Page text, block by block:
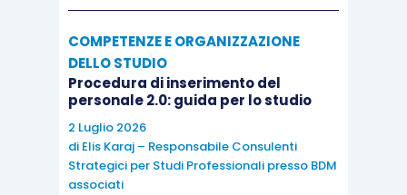
COMPETENZE E ORGANIZZAZIONE
DELLO STUDIO
Procedura di inserimento del
personale 2.0: guida per lo studio
2 Luglio 2026
di Elis Karaj – Responsabile Consulenti
Strategici per Studi Professionali presso BDM
associati